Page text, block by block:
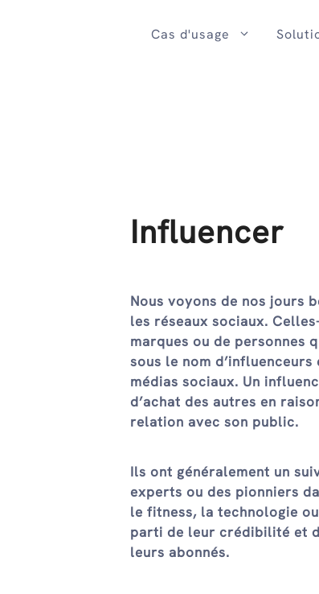
Cas d'usage
Influencer
Nous voyons de nos jours
les réseaux sociaux.
marques ou de personnes
sous le nom
médias sociaux. Un
d’achat des autres en
relation avec son public.
Ils ont généralement un
experts ou des pionniers
le fitness, la technologie
parti de leur crédibilité et
leurs abonnés.